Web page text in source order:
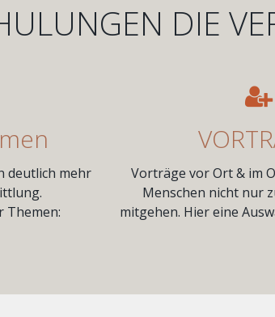
DIE
deutlich mehr
Themen:
Vorträge vor Ort & im
Menschen nicht nur
mitgehen. Hier eine